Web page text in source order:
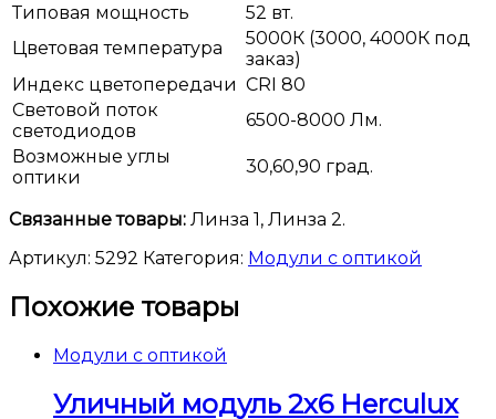
Типовая мощность
52 вт.
Цветовая температура
5000К (3000, 4000К под
заказ)
Индекс цветопередачи CRI 80
Световой поток
светодиодов
6500-8000 Лм.
Возможные углы
оптики
30,60,90 град.
Связанные товары: Линза 1, Линза 2.
Артикул: 5292 Категория: Модули с оптикой
Похожие товары
Модули с оптикой
Уличный модуль 2х6 Herculux